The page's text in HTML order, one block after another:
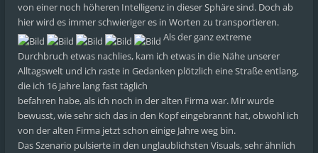
von einer noch höheren Intelligenz in dieser Sphäre sind. Doch ab
hier wird es immer schwieriger es in Worten zu transportieren.
Als der ganz extreme
Durchbruch etwas nachlies, kam ich etwas in die Nähe unserer
Alltagswelt und ich raste in Gedanken plötzlich eine Straße entlang,
die ich 16 Jahre lang fast täglich
befahren habe, als ich noch in der alten Firma war. Mir wurde
bewusst, wie sehr sich das in den Kopf eingebrannt hat, obwohl ich
von der alten Firma jetzt schon einige Jahre weg bin.
Das Szenario pulsierte in den unglaublichsten Visuals, sehr ähnlich